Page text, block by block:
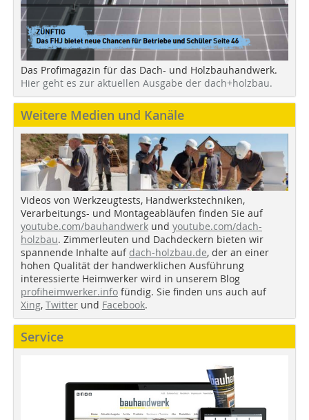
Das Profimagazin für das Dach- und Holzbauhandwerk.
Hier geht es zur aktuellen Ausgabe der dach+holzbau.
Weitere Medien und Kanäle
Videos von Werkzeugtests, Handwerkstechniken,
Verarbeitungs- und Montageabläufen finden Sie auf
youtube.com/bauhandwerk und youtube.com/dach-
holzbau. Zimmerleuten und Dachdeckern bieten wir
spannende Inhalte auf dach-holzbau.de, der an einer
hohen Qualität der handwerklichen Ausführung
interessierte Heimwerker wird in unserem Blog
profiheimwerker.info fündig. Sie finden uns auch auf
Xing, Twitter und Facebook.
Service